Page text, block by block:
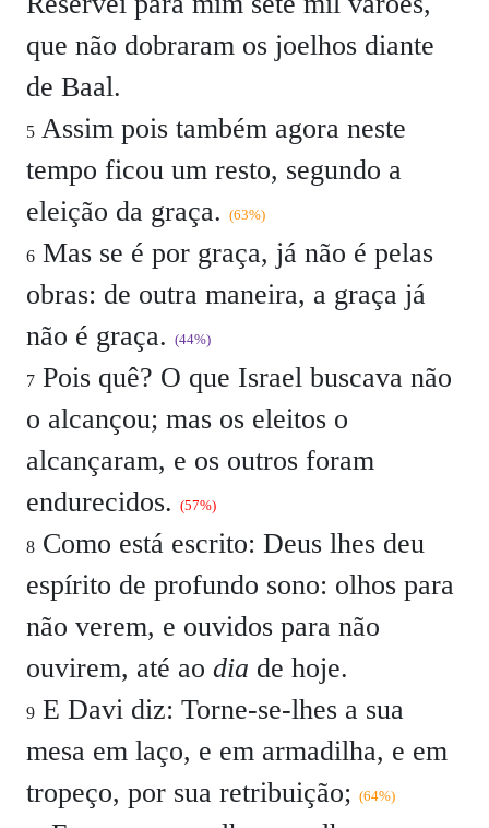
que não dobraram os joelhos diante
de Baal.
5 Assim pois também agora neste
tempo ficou um resto, segundo a
eleição da graça. (63%)
6 Mas se é por graça, já não é pelas
obras: de outra maneira, a graça já
não é graça. (44%)
7 Pois quê? O que Israel buscava não
o alcançou; mas os eleitos o
alcançaram, e os outros foram
endurecidos. (57%)
8 Como está escrito: Deus lhes deu
espírito de profundo sono: olhos para
não verem, e ouvidos para não
ouvirem, até ao dia de hoje.
9 E Davi diz: Torne-se-lhes a sua
mesa em laço, e em armadilha, e em
tropeço, por sua retribuição; (64%)